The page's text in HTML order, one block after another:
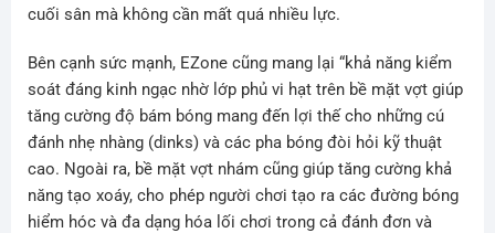
cuối sân mà không cần mất quá nhiều lực.
Bên cạnh sức mạnh, EZone cũng mang lại “khả năng kiểm
soát đáng kinh ngạc nhờ lớp phủ vi hạt trên bề mặt vợt giúp
tăng cường độ bám bóng mang đến lợi thế cho những cú
đánh nhẹ nhàng (dinks) và các pha bóng đòi hỏi kỹ thuật
cao. Ngoài ra, bề mặt vợt nhám cũng giúp tăng cường khả
năng tạo xoáy, cho phép người chơi tạo ra các đường bóng
hiểm hóc và đa dạng hóa lối chơi trong cả đánh đơn và